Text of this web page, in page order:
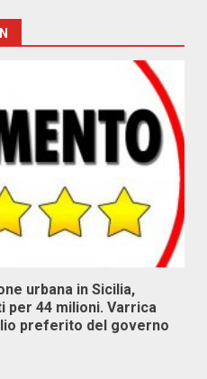
urbana in Sicilia,
per 44 milioni. Varrica
preferito del governo